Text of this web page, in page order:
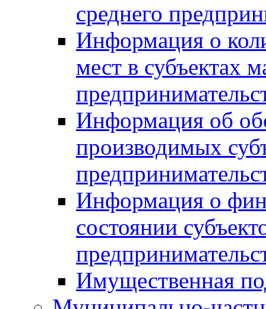
среднего
Информация о
мест в субъектах
Информация об
производимых
Информация о
состоянии
Имущественная